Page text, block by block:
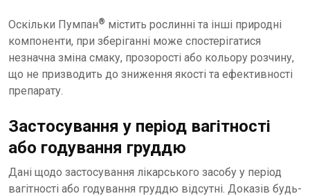
Оскільки Пумпан® містить рослинні та інші природні
компоненти, при зберіганні може спостерігатися
незначна зміна смаку, прозорості або кольору розчину,
що не призводить до зниження якості та ефективності
препарату.
Застосування у період вагітності
або годування груддю
Дані щодо застосування лікарського засобу у період
вагітності або годування груддю відсутні. Доказів будь-